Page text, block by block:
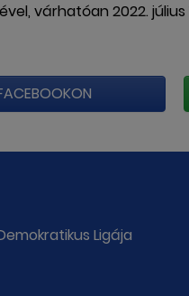
várhatóan 2022.
Ligája